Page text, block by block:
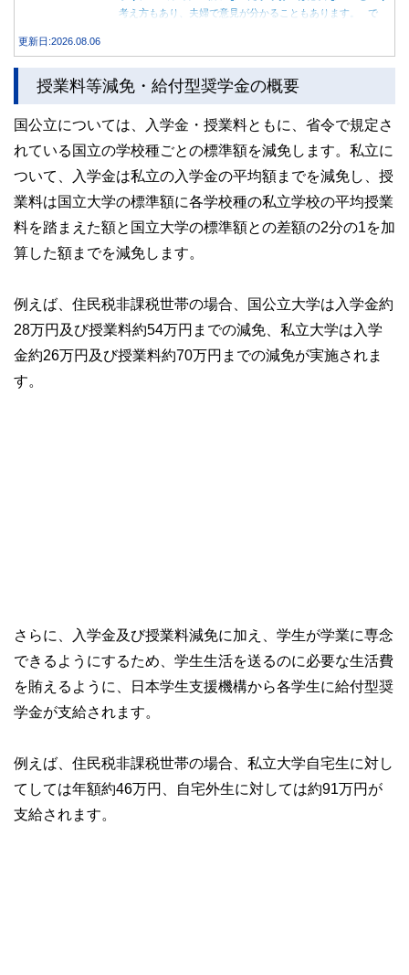
考え方もあり、夫婦で意見が分かることもあります。 で
ます。
更新日:2026.08.06
授業料等減免・給付型奨学金の概要
国公立については、入学金・授業料ともに、省令で規定さ
れている国立の学校種ごとの標準額を減免します。私立に
ついて、入学金は私立の入学金の平均額までを減免し、授
業料は国立大学の標準額に各学校種の私立学校の平均授業
料を踏まえた額と国立大学の標準額との差額の2分の1を加
算した額までを減免します。
例えば、住民税非課税世帯の場合、国公立大学は入学金約
28万円及び授業料約54万円までの減免、私立大学は入学
金約26万円及び授業料約70万円までの減免が実施されま
す。
さらに、入学金及び授業料減免に加え、学生が学業に専念
できるようにするため、学生生活を送るのに必要な生活費
を賄えるように、日本学生支援機構から各学生に給付型奨
学金が支給されます。
例えば、住民税非課税世帯の場合、私立大学自宅生に対し
てしては年額約46万円、自宅外生に対しては約91万円が
支給されます。